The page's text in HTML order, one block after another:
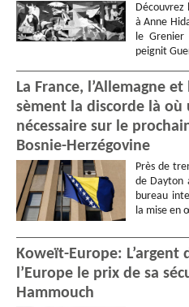
Découvrez
à Anne
le Grenier
peignit
La France, l’Allemagne
sèment la discorde là où
nécessaire sur le
Bosnie-Herzégovine
Près de
de Dayton
bureau
la mise en
Koweït-Europe:
l’Europe le prix de sa
Hammouch